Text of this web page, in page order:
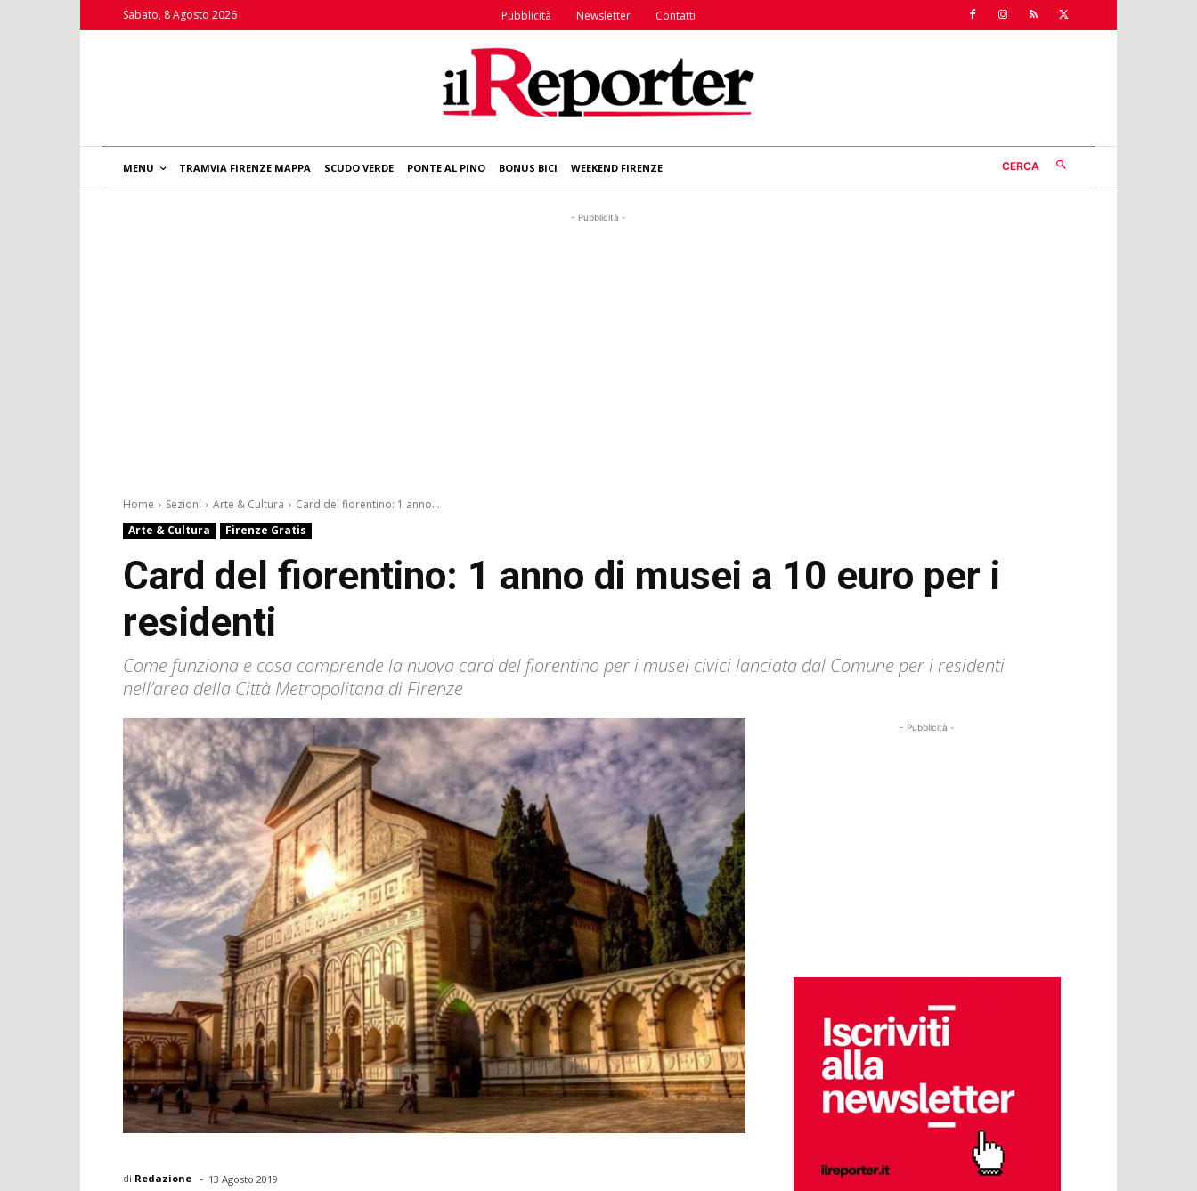
Sabato, 8 Agosto 2026 Pubblicità Newsletter Contatti
MENU TRAMVIA FIRENZE MAPPA SCUDO VERDE PONTE AL PINO BONUS BICI WEEKEND FIRENZE CERCA
- Pubblicità -
Home Sezioni Arte & Cultura
Card del fiorentino: 1 anno...
Arte & Cultura
Firenze Gratis
Card del fiorentino: 1 anno di musei a 10 euro per i
residenti
Come funziona e cosa comprende la nuova card del fiorentino per i musei civici lanciata dal Comune per i residenti
nell’area della Città Metropolitana di Firenze
di Redazione - 13 Agosto 2019
- Pubblicità -